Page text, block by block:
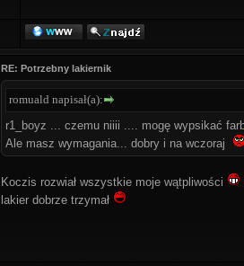
RE: Potrzebny lakiernik
romuald napisał(a):
r1_boyz ... czemu niiii .... mogę wypsikać
Ale masz wymagania... dobry i na wczoraj
Koczis rozwiał wszystkie moje wątpliwości
lakier dobrze trzymał